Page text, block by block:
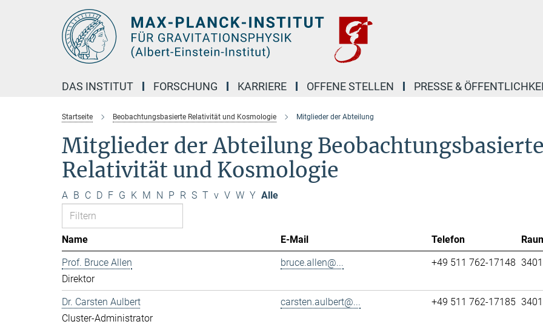
DAS INSTITUT FORSCHUNG KARRIERE OFFENE STELLEN PRESSE &
Startseite Beobachtungsbasierte Relativität und Kosmologie Mitglieder der Abteilung
Mitglieder der Abteilung
Relativität und Kosmologie
A B C D F G K M N P R S T v V W Y Alle
Name E-Mail Telefon
Prof. Bruce Allen
Direktor
bruce.allen@... +49 511 762-17148
Dr. Carsten Aulbert
Cluster-Administrator
carsten.aulbert@... +49 511 762-17185